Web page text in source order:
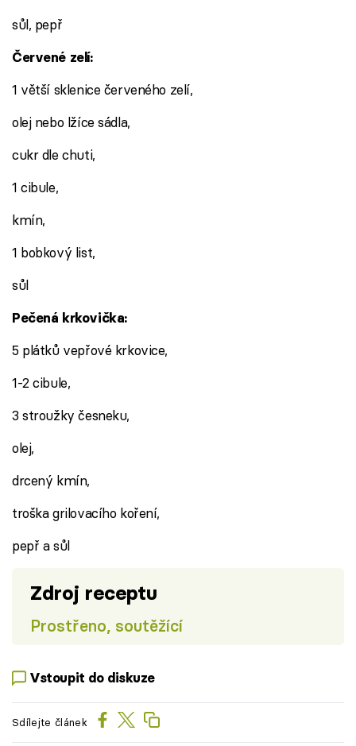
sůl, pepř
Červené zelí:
1 větší sklenice červeného zelí,
olej nebo lžíce sádla,
cukr dle chuti,
1 cibule,
kmín,
1 bobkový list,
sůl
Pečená krkovička:
5 plátků vepřové krkovice,
1-2 cibule,
3 stroužky česneku,
olej,
drcený kmín,
troška grilovacího koření,
pepř a sůl
Zdroj receptu
Prostřeno, soutěžící
Vstoupit do diskuze
Sdílejte článek